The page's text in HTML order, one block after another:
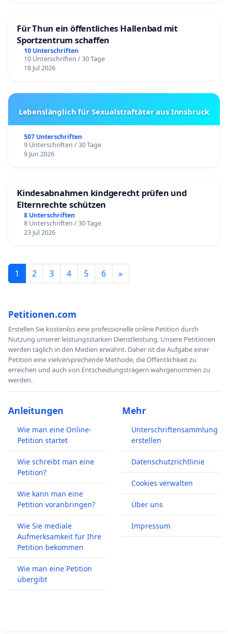
Für Thun ein öffentliches Hallenbad mit
Sportzentrum schaffen
10 Unterschriften
10 Unterschriften / 30 Tage
18 Jul 2026
Lebenslänglich für Sexualstraftäter aus Innsbruck
507 Unterschriften
9 Unterschriften / 30 Tage
9 Jun 2026
Kindesabnahmen kindgerecht prüfen und
Elternrechte schützen
8 Unterschriften
8 Unterschriften / 30 Tage
23 Jul 2026
1 2 3 4 5 6 »
Petitionen.com
Erstellen Sie kostenlos eine professionelle online Petition durch
Nutzung unserer leistungsstarken Dienstleistung. Unsere Petitionen
werden täglich in den Medien erwähnt. Daher ist die Aufgabe einer
Petition eine vielversprechende Methode, die Öffentlichkeit zu
erreichen und auch von Entscheidungsträgern wahrgenommen zu
werden.
Anleitungen
Wie man eine Online-
Petition startet
Wie schreibt man eine
Petition?
Wie kann man eine
Petition voranbringen?
Wie Sie mediale
Aufmerksamkeit für Ihre
Petition bekommen
Wie man eine Petition
übergibt
Mehr
Unterschriftensammlung
erstellen
Datenschutzrichtlinie
Cookies verwalten
Über uns
Impressum